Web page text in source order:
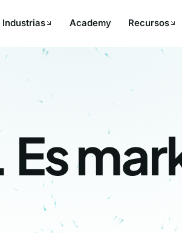
Industrias Academy Recursos
Es